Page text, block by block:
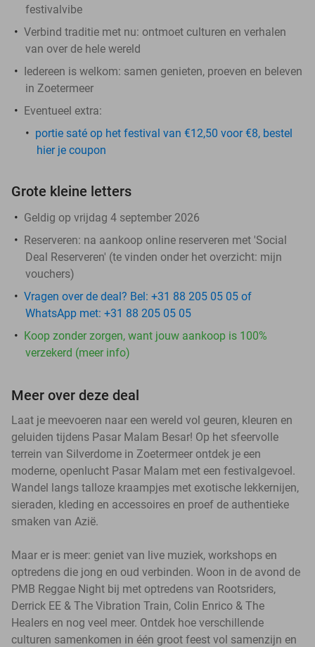
festivalvibe
Verbind traditie met nu: ontmoet culturen en verhalen
van over de hele wereld
Iedereen is welkom: samen genieten, proeven en beleven
in Zoetermeer
Eventueel extra:
portie saté op het festival van €12,50 voor €8, bestel
hier je coupon
Grote kleine letters
Geldig op vrijdag 4 september 2026
Reserveren: na aankoop online reserveren met 'Social
Deal Reserveren' (te vinden onder het overzicht: mijn
vouchers)
Vragen over de deal? Bel: +31 88 205 05 05 of
WhatsApp met: +31 88 205 05 05
Koop zonder zorgen, want jouw aankoop is 100%
verzekerd (meer info)
Meer over deze deal
Laat je meevoeren naar een wereld vol geuren, kleuren en
geluiden tijdens Pasar Malam Besar! Op het sfeervolle
terrein van Silverdome in Zoetermeer ontdek je een
moderne, openlucht Pasar Malam met een festivalgevoel.
Wandel langs talloze kraampjes met exotische lekkernijen,
sieraden, kleding en accessoires en proef de authentieke
smaken van Azië.
Maar er is meer: geniet van live muziek, workshops en
optredens die jong en oud verbinden. Woon in de avond de
PMB Reggae Night bij met optredens van Rootsriders,
Derrick EE & The Vibration Train, Colin Enrico & The
Healers en nog veel meer. Ontdek hoe verschillende
culturen samenkomen in één groot feest vol samenzijn en